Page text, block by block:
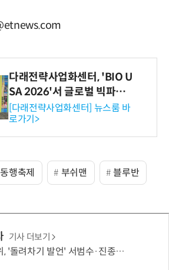
다래전략사업화센터, 'BIO U
SA 2026'서 글로벌 빅파마
와의 비즈니스 미팅 지원…K
-바이오 해외 진출 교두보 확
보
[다래전략사업화센터] 뉴스룸 바
로가기>
동행축제 부쉬맨 블루반
기사 더보기
차기 발언' 서범수·진종오 징계 절차 개시